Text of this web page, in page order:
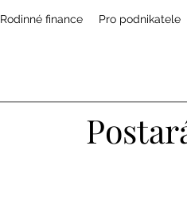
Rodinné finance Pro podnikatele